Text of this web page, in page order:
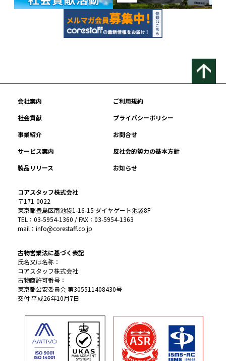
会社案内
ご利用規約
社会貢献
プライバシーポリシー
事業紹介
お問合せ
サービス案内
反社会的勢力の基本方針
製品リリース
お知らせ
コアスタッフ株式会社
〒171-0022
東京都豊島区南池袋1-16-15 ダイヤゲート池袋8F
TEL：03-5954-1360 / FAX：03-5954-1363
mail：info@corestaff.co.jp
古物営業法に基づく表記
氏名又は名称：
コアスタッフ株式会社
古物商許可番号：
東京都公安委員会 第305511408430号
交付 平成26年10月7日